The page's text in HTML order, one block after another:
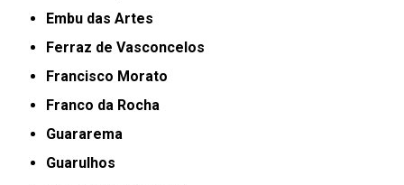
Embu das Artes
Ferraz de Vasconcelos
Francisco Morato
Franco da Rocha
Guararema
Guarulhos